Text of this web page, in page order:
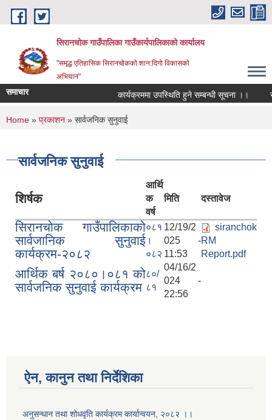
Skip to main content
सिरानचोक गाउँपालिका गाउँकार्यपालिकाको कार्यालय
"समृद्ध एतिहासिक सिरानचोकको शान:दिगो विकासको
अभियान"
समाचार कार्यक्रममा उपस्थिति हुने सम्बन्धी सूचना ।।
You are here
Home » प्रकाशन » सार्वजनिक सुनुवाई
सार्वजनिक सुनुवाई
शिर्षक
आर्थि
क
वर्ष
मिति दस्तावेज
सिरानचोक गाउँपालिकाको
सार्वजानिक सुनुवाई
कार्यक्रम-२०८२
०८१
।
०८२
12/19/2
025 -
11:53
siranchok
RM
Report.pdf
आर्थिक बर्ष २०८०।०८१ को
सार्वजनिक सुनुवाई कार्यक्रम
८०/
८१
04/16/2
024 -
22:56
ऐन, कानुन तथा निर्देशिका
अनुसन्धान तथा शोधवृति कार्यक्रम कार्यान्वयन, २०८२ ।।